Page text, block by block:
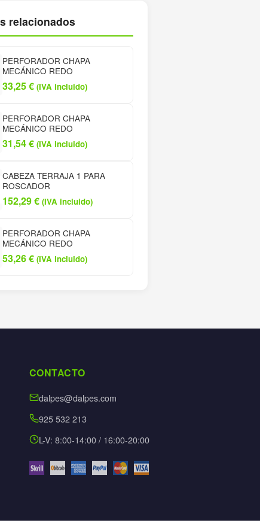
relacionados
PERFORADOR CHAPA
MECÁNICO REDO
33,25€ (IVA incluido)
PERFORADOR CHAPA
MECÁNICO REDO
31,54€ (IVA incluido)
CABEZA TERRAJA 1 PARA
ROSCADOR
152,29€ (IVA incluido)
PERFORADOR CHAPA
MECÁNICO REDO
53,26€ (IVA incluido)
CONTACTO
dalpes@dalpes.com
925 532 213
L-V: 8:00-14:00 / 16:00-20:00